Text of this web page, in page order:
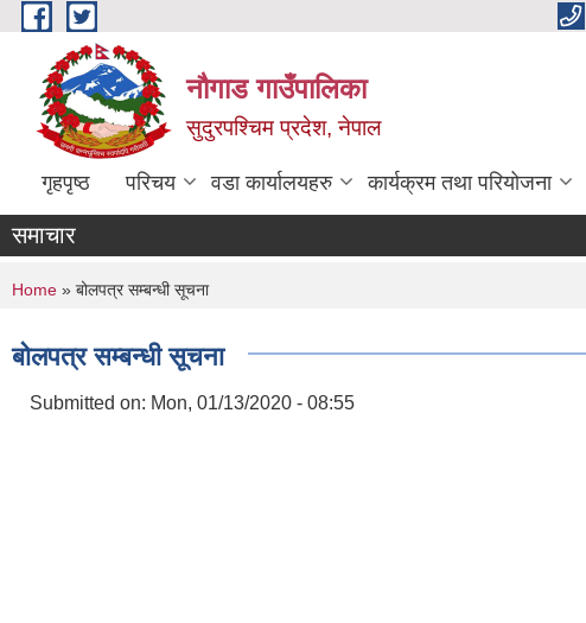
Skip to main content
नौगाड गाउँपालिका
सुदुरपश्चिम प्रदेश, नेपाल
गृहपृष्ठ परिचय वडा कार्यालयहरु कार्यक्रम तथा परियोजना
समाचार
You are here
Home » बोलपत्र सम्बन्धी सूचना
बोलपत्र सम्बन्धी सूचना
Submitted on: Mon, 01/13/2020 - 08:55